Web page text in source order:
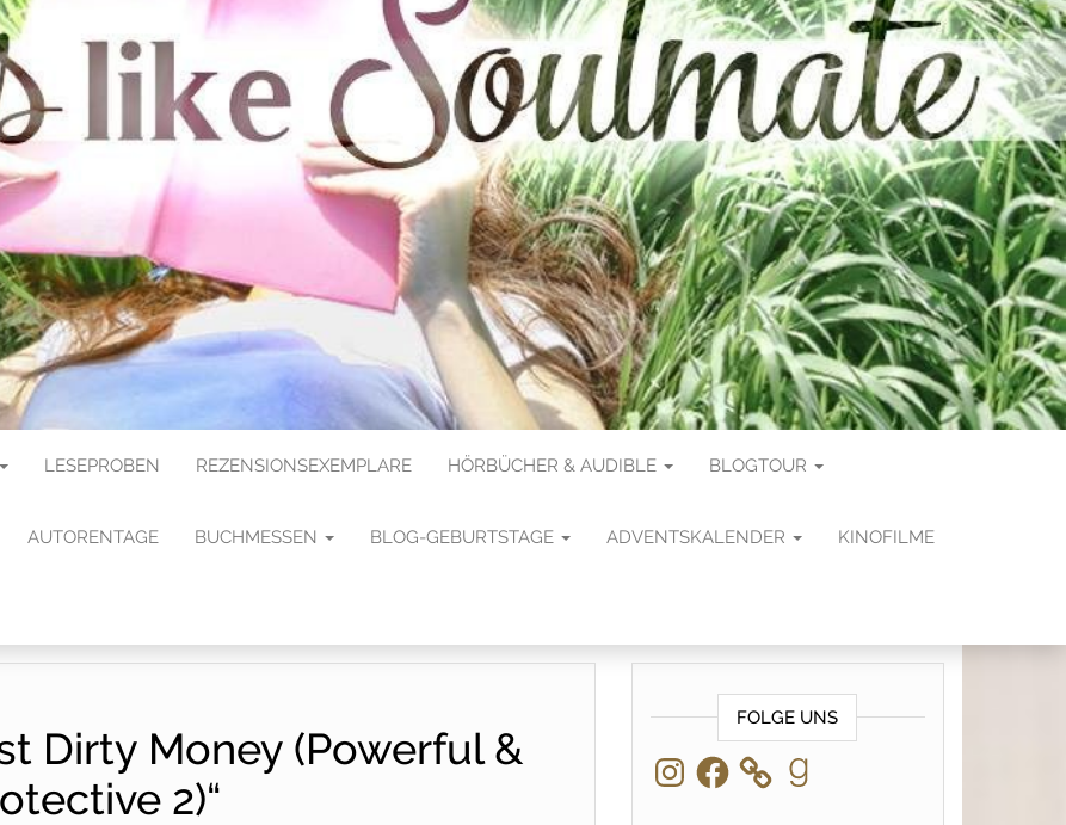
LESEPROBEN REZENSIONSEXEMPLARE HÖRBÜCHER & AUDIBLE BLOGTOUR
AUTORENTAGE BUCHMESSEN BLOG-GEBURTSTAGE ADVENTSKALENDER KINOFILME
Dirty Money (Powerful &
2)“
FOLGE UNS
InstagramFacebook Goodreads